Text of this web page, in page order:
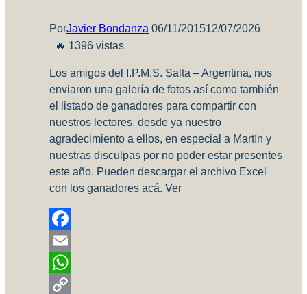
PorJavier Bondanza 06/11/201512/07/2026
🔥 1396 vistas
Los amigos del I.P.M.S. Salta – Argentina, nos
enviaron una galería de fotos así como también
el listado de ganadores para compartir con
nuestros lectores, desde ya nuestro
agradecimiento a ellos, en especial a Martín y
nuestras disculpas por no poder estar presentes
este año. Pueden descargar el archivo Excel
con los ganadores acá. Ver
Facebook
Email
WhatsApp